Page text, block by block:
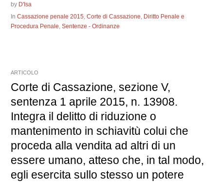
by D'Isa
InCassazione penale 2015 ,Corte di Cassazione Diritto Penale e
Procedura Penale ,Sentenze - Ordinanze
ARTICOLO
Corte di Cassazione, sezione V,
sentenza 1 aprile 2015, n. 13908.
Integra il delitto di riduzione o
mantenimento in schiavitù colui che
proceda alla vendita ad altri di un
essere umano, atteso che, in tal modo,
egli esercita sullo stesso un potere